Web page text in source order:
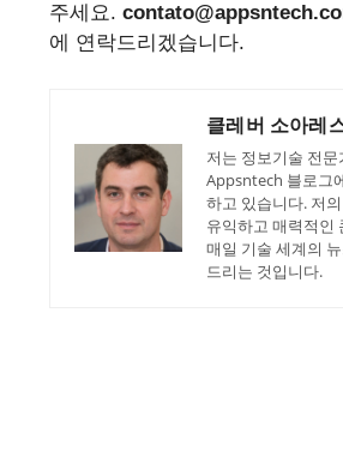
주세요.
에 연락드리겠습니다.
클레버 소아레
저는 정보기술 전문
Appsntech 블로그
하고 있습니다. 저
유익하고 매력적인
매일 기술 세계의
드리는 것입니다.